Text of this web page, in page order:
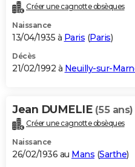
Créer une cagnotte obsèques
Naissance
13/04/1935 à Paris (Paris)
Décès
21/02/1992 à Neuilly-sur-
Jean DUMELIE (55 ans)
Créer une cagnotte obsèques
Naissance
26/02/1936 au Mans (Sarthe)